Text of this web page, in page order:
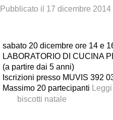
Pubblicato il 17 dicembre 2014
sabato 20 dicembre ore 14 e
LABORATORIO DI CUCINA
(a partire dai 5 anni)
Iscrizioni presso MUVIS 392
Massimo 20 partecipanti
biscotti natale